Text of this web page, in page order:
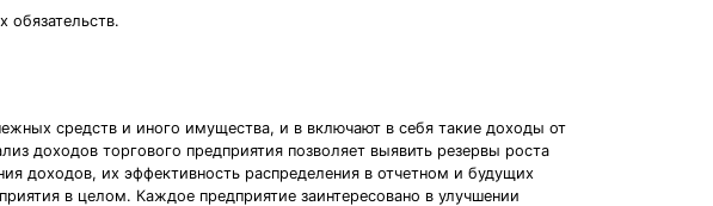
обязательств.
средств и иного имущества, и в включают в себя такие доходы от
доходов торгового предприятия позволяет выявить резервы роста
доходов, их эффективность распределения в отчетном и будущих
в целом. Каждое предприятие заинтересовано в улучшении